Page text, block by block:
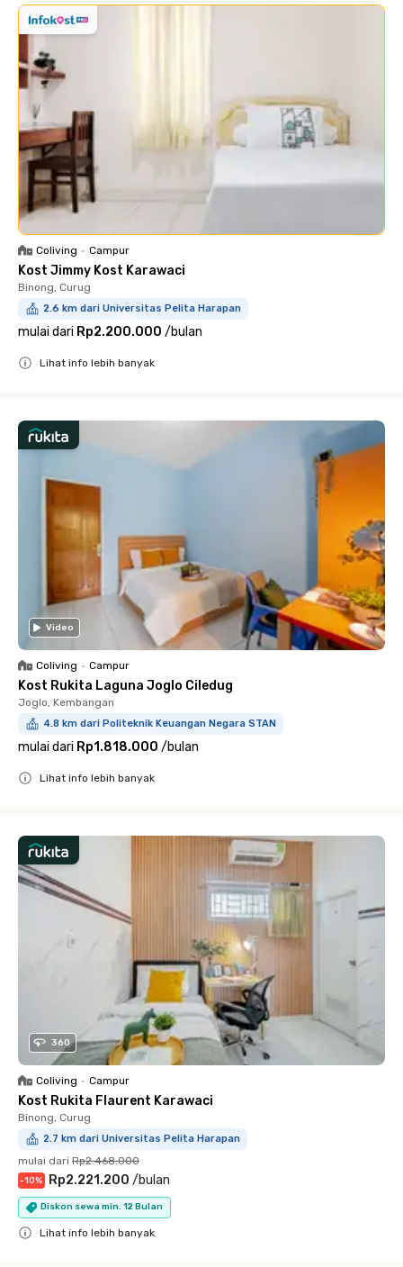
Coliving • Campur
Kost Jimmy Kost Karawaci
Binong, Curug
2.6 km dari Universitas Pelita Harapan
mulai dari Rp2.200.000 /bulan
Lihat info lebih banyak
Video
Coliving • Campur
Kost Rukita Laguna Joglo Ciledug
Joglo, Kembangan
4.8 km dari Politeknik Keuangan Negara STAN
mulai dari Rp1.818.000 /bulan
Lihat info lebih banyak
360
Coliving • Campur
Kost Rukita Flaurent Karawaci
Binong, Curug
2.7 km dari Universitas Pelita Harapan
mulai dari Rp2.468.000
-10% Rp2.221.200 /bulan
Diskon sewa min. 12 Bulan
Lihat info lebih banyak